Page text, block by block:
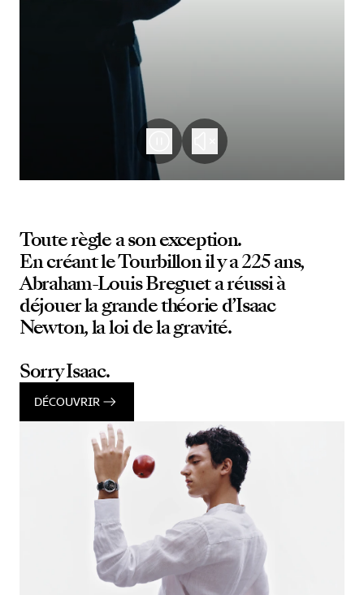
Toute règle a son exception.
En créant le Tourbillon il y a 225 ans,
Abraham-Louis Breguet a réussi à
déjouer la grande théorie d’Isaac
Newton, la loi de la gravité.
Sorry Isaac.
DÉCOUVRIR